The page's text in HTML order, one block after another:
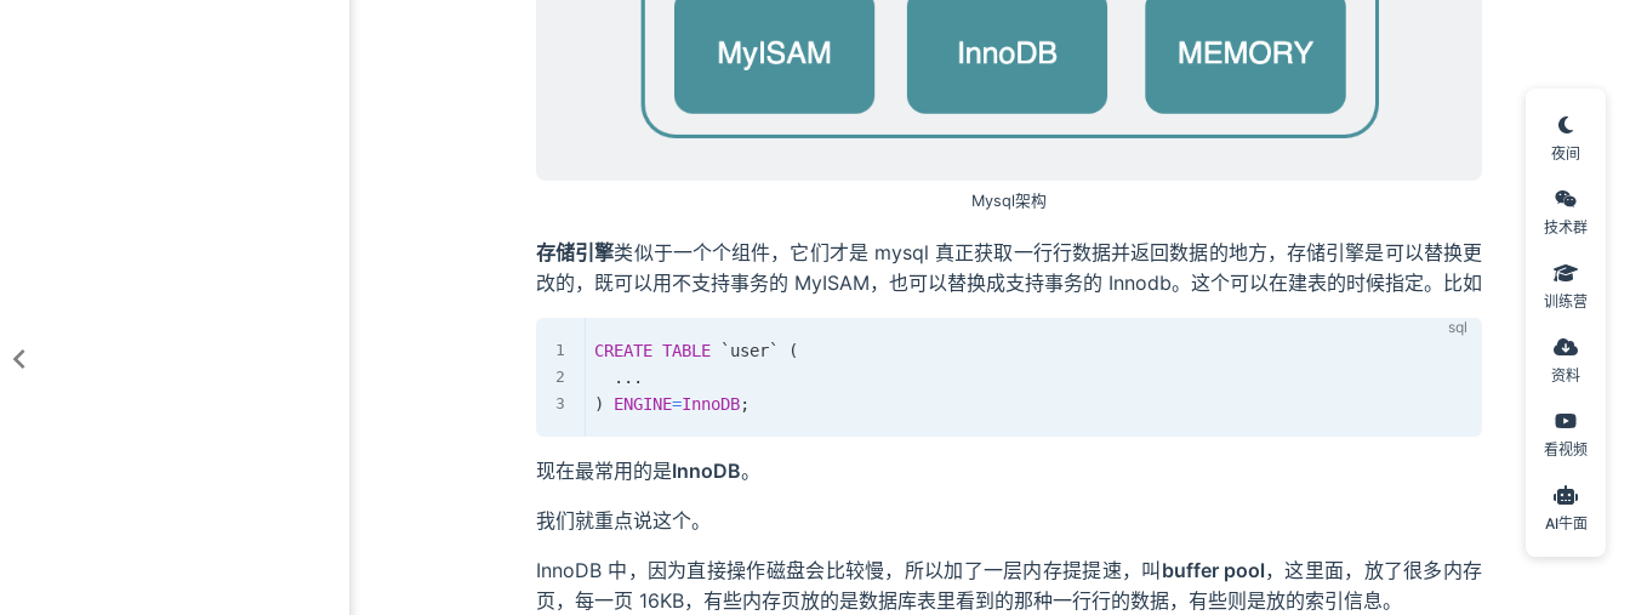
Mysql架构
存储引擎类似于一个个组件，它们才是 mysql 真正获取一行行数据并返回数据的地方，存储引擎是可以替换更
改的，既可以用不支持事务的 MyISAM，也可以替换成支持事务的 Innodb。这个可以在建表的时候指定。比如
CREATE TABLE ` user`
(
. . .
)
ENGINE=InnoDB;
现在最常用的是InnoDB。
我们就重点说这个。
InnoDB 中，因为直接操作磁盘会比较慢，所以加了一层内存提提速，叫 buffer pool，这里面，放了很多内存
页，每一页 16KB，有些内存页放的是数据库表里看到的那种一行行的数据，有些则是放的索引信息。
夜间
技术群
训练营
资料
看视频
AI牛面